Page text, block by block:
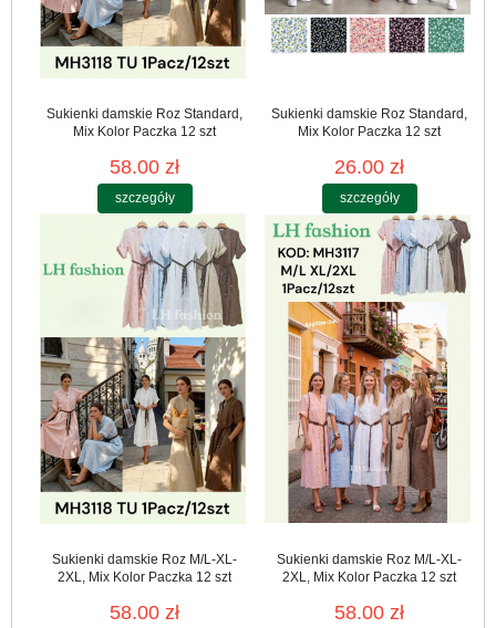
Sukienki damskie Roz Standard,
Mix Kolor Paczka 12 szt
58.00 zł
szczegóły
Sukienki damskie Roz Standard,
Mix Kolor Paczka 12 szt
26.00 zł
szczegóły
Sukienki damskie Roz M/L-XL-
2XL, Mix Kolor Paczka 12 szt
58.00 zł
Sukienki damskie Roz M/L-XL-
2XL, Mix Kolor Paczka 12 szt
58.00 zł